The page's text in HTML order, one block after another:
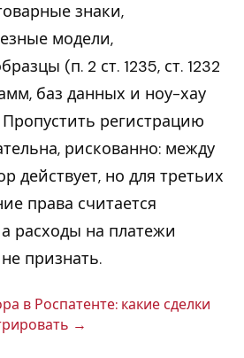
знаки,
модели,
(п. 2 ст. 1235, ст. 1232
баз данных и ноу-хау
Пропустить регистрацию
рискованно: между
действует, но для третьих
права считается
расходы на платежи
признать.
в Ро­с­па­тен­те: какие сделки